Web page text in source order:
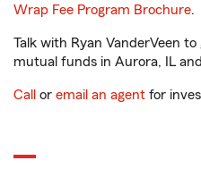
Wrap Fee Program Brochure.
Talk with Ryan VanderVeen
mutual funds in Aurora, IL
Call or email an agent for